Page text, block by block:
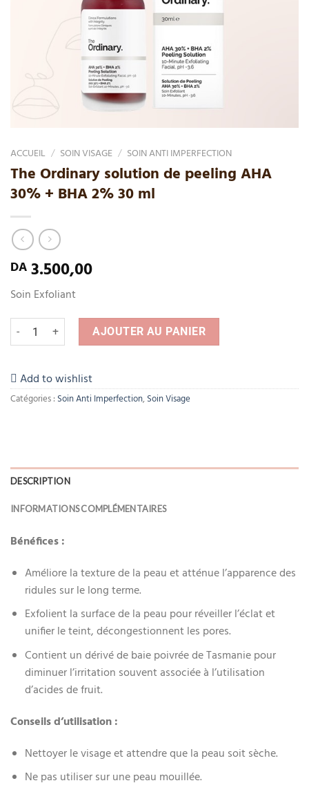
ACCUEIL / SOIN VISAGE / SOIN ANTI IMPERFECTION
The Ordinary solution de peeling AHA
30% + BHA 2% 30 ml
DA 3.500,00
Soin Exfoliant
quantité de The Ordinary solution de peeling AHA 30% + BHA 2%
AJOUTER AU PANIER
Add to wishlist
Catégories : Soin Anti Imperfection,Soin Visage
DESCRIPTION
INFORMATIONS COMPLÉMENTAIRES
Bénéfices :
Améliore la texture de la peau et atténue l’apparence des
ridules sur le long terme.
Exfolient la surface de la peau pour réveiller l’éclat et
unifier le teint, décongestionnent les pores.
Contient un dérivé de baie poivrée de Tasmanie pour
diminuer l’irritation souvent associée à l’utilisation
d’acides de fruit.
Conseils d’utilisation :
Nettoyer le visage et attendre que la peau soit sèche.
Ne pas utiliser sur une peau mouillée.